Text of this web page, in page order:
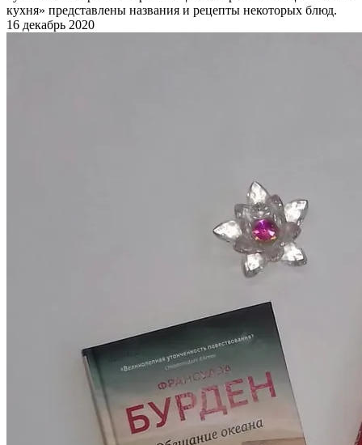
кухня» представлены названия и рецепты некоторых блюд.
16 декабрь 2020